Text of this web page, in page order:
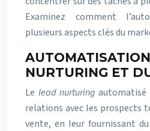
Examinez comment
plusieurs aspects clés du
NURTURING ET
Le lead nurturing automatisé
relations avec les prospects
vente, en leur fournissant